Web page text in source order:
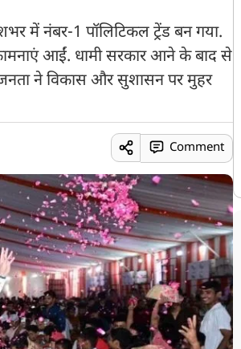
में नंबर-1 पॉलिटिकल ट्रेंड बन गया.
आईं. धामी सरकार आने के बाद से
ने विकास और सुशासन पर मुहर
Comment